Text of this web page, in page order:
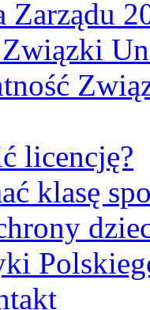
Zarządu
licencję?
klasę